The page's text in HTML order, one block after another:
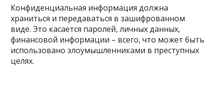
Конфиденциальная информация должна
храниться и передаваться в зашифрованном
виде. Это касается паролей, личных данных,
финансовой информации – всего, что может быть
использовано злоумышленниками в преступных
целях.